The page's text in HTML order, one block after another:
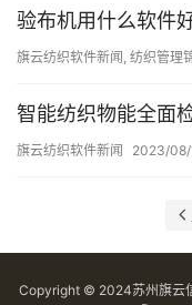
验布机用什么软件
旗云纺织软件新闻 , 纺织管理
智能纺织物能全面
旗云纺织软件新闻 2023/08/
Copyright © 2024苏州旗云